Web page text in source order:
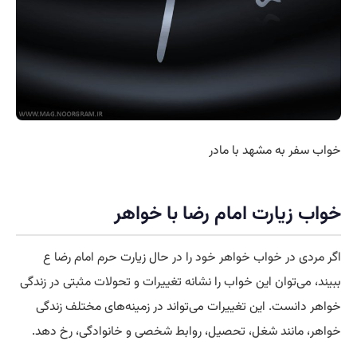
خواب سفر به مشهد با مادر
خواب زیارت امام رضا با خواهر
اگر مردی در خواب خواهر خود را در حال زیارت حرم امام رضا ع
ببیند، می‌توان این خواب را نشانه تغییرات و تحولات مثبتی در زندگی
خواهر دانست. این تغییرات می‌تواند در زمینه‌های مختلف زندگی
خواهر، مانند شغل، تحصیل، روابط شخصی و خانوادگی، رخ دهد.